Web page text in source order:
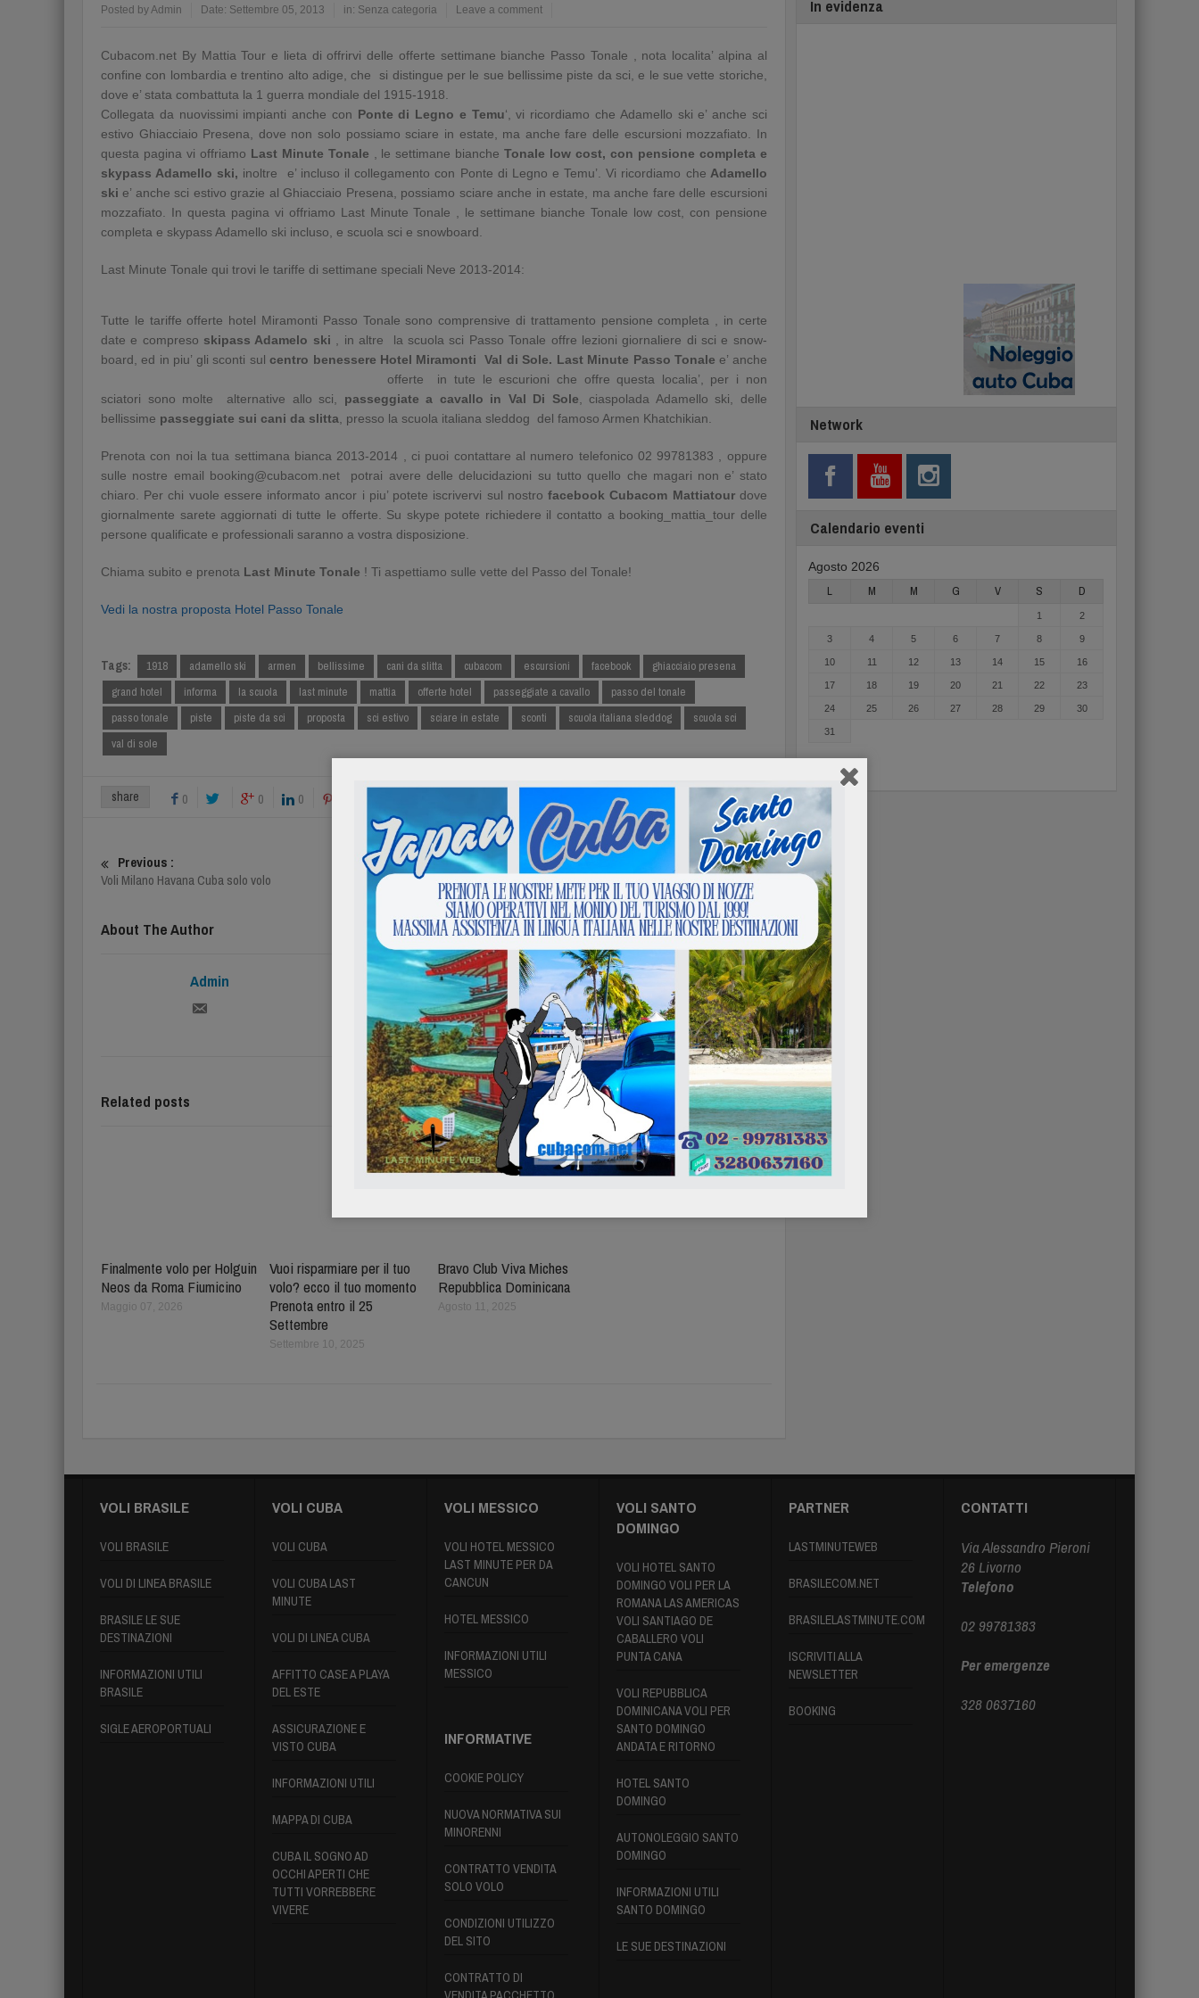
Posted byAdmin Date: Settembre 05, 2013 in: Senza categoria Leave a comment
Cubacom.net By Mattia Tour e lieta di offrirvi delle offerte settimane bianche Passo Tonale , nota localita’ alpina al
confine con lombardia e trentino alto adige, che si distingue per le sue bellissime piste da sci, e le sue vette storiche,
dove e’ stata combattuta la 1 guerra mondiale del 1915-1918.
Collegata da nuovissimi impianti anche con Ponte di Legno e Temu‘, vi ricordiamo che Adamello ski e’ anche sci
estivo Ghiacciaio Presena, dove non solo possiamo sciare in estate, ma anche fare delle escursioni mozzafiato. In
questa pagina vi offriamo Last Minute Tonale , le settimane bianche Tonale low cost, con pensione completa e
skypass Adamello ski, inoltre e’ incluso il collegamento con Ponte di Legno e Temu’. Vi ricordiamo che Adamello
ski e’ anche sci estivo grazie al Ghiacciaio Presena, possiamo sciare anche in estate, ma anche fare delle escursioni
mozzafiato. In questa pagina vi offriamo Last Minute Tonale , le settimane bianche Tonale low cost, con pensione
completa e skypass Adamello ski incluso, e scuola sci e snowboard.
Last Minute Tonale qui trovi le tariffe di settimane speciali Neve 2013-2014:
Tutte le tariffe offerte hotel Miramonti Passo Tonale sono comprensive di trattamento pensione completa , in certe
date e compreso skipass Adamelo ski , in altre la scuola sci Passo Tonale offre lezioni giornaliere di sci e snow-
board, ed in piu’ gli sconti sulcentro benessere Hotel Miramonti Val di Sole. Last Minute Passo Tonale e’ anche
offerte in tute le escurioni che offre questa localia’, per i non
sciatori sono molte alternative allo sci, passeggiate a cavallo in Val Di Sole , ciaspolada Adamello ski, delle
bellissime passeggiate sui cani da slitta , presso la scuola italiana sleddog del famoso Armen Khatchikian.
Prenota con noi la tua settimana bianca 2013-2014 , ci puoi contattare al numero telefonico 02 99781383 , oppure
sulle nostre email booking@cubacom.net potrai avere delle delucidazioni su tutto quello che magari non e’ stato
chiaro. Per chi vuole essere informato ancor i piu’ potete iscrivervi sul nostro facebook Cubacom Mattiatourdove
giornalmente sarete aggiornati di tutte le offerte. Su skype potete richiedere il contatto a booking_mattia_tour delle
persone qualificate e professionali saranno a vostra disposizione.
Chiama subito e prenota Last Minute Tonale ! Ti aspettiamo sulle vette del Passo del Tonale!
Vedi la nostra proposta Hotel Passo Tonale
Tags: 1918 adamello ski armen bellissime cani da slitta cubacom escursioni facebook
ghiacciaio presena
grand hotel
informa la scuola last minute mattia offerte hotel passeggiate a cavallo
passo del tonale
passo tonale
piste piste da sci proposta sci estivo sciare in estate sconti scuola italiana sleddog
scuola sci
val di sole
share 0 0 0
Previous :
Voli Milano Havana Cuba solo volo
Next :
Mio volo Fortaleza offerte
About The Author
Admin
Related posts
Finalmente volo per Holguin
Neos da Roma Fiumicino
Maggio 07, 2026
Vuoi risparmiare per il tuo
volo? ecco il tuo momento
Prenota entro il 25
Settembre
Settembre 10, 2025
Bravo Club Viva Miches
Repubblica Dominicana
Agosto 11, 2025
In evidenza
Network
Calendario eventi
Agosto 2026
L M M G V S D
1 2
3 4 5 6 7 8 9
10 11 12 13 14 15 16
17 18 19 20 21 22 23
24 25 26 27 28 29 30
31
« Mag
VOLI BRASILE
VOLI BRASILE
VOLI DI LINEA BRASILE
BRASILE LE SUE
DESTINAZIONI
INFORMAZIONI UTILI
BRASILE
SIGLE AEROPORTUALI
VOLI CUBA
VOLI CUBA
VOLI CUBA LAST
MINUTE
VOLI DI LINEA CUBA
AFFITTO CASE A PLAYA
DEL ESTE
ASSICURAZIONE E
VISTO CUBA
INFORMAZIONI UTILI
MAPPA DI CUBA
CUBA IL SOGNO AD
OCCHI APERTI CHE
TUTTI VORREBBERE
VIVERE
VOLI MESSICO
VOLI HOTEL MESSICO
LAST MINUTE PER DA
CANCUN
HOTEL MESSICO
INFORMAZIONI UTILI
MESSICO
INFORMATIVE
COOKIE POLICY
NUOVA NORMATIVA SUI
MINORENNI
CONTRATTO VENDITA
SOLO VOLO
CONDIZIONI UTILIZZO
DEL SITO
CONTRATTO DI
VOLI SANTO
DOMINGO
VOLI HOTEL SANTO
DOMINGO VOLI PER LA
ROMANA LAS AMERICAS
VOLI SANTIAGO DE
CABALLERO VOLI
PUNTA CANA
VOLI REPUBBLICA
DOMINICANA VOLI PER
SANTO DOMINGO
ANDATA E RITORNO
HOTEL SANTO
DOMINGO
AUTONOLEGGIO SANTO
DOMINGO
INFORMAZIONI UTILI
SANTO DOMINGO
LE SUE DESTINAZIONI
PARTNER
LASTMINUTEWEB
BRASILECOM.NET
BRASILELASTMINUTE.COM
ISCRIVITI ALLA
NEWSLETTER
BOOKING
CONTATTI
Via Alessandro Pieroni
26 Livorno
Telefono
02 99781383
Per emergenze
328 0637160